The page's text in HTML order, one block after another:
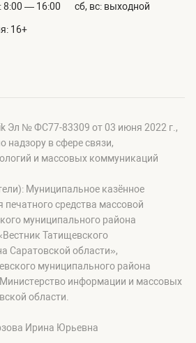
8:00 — 16:00 сб, вс: выходной
16+
Эл № ФС77-83309 от 03 июня 2022 г.,
надзору в сфере связи,
и массовых коммуникаций
Муниципальное казённое
средства массовой
муниципального района
Татищевского
Саратовской области»,
муниципального района
информации и массовых
области.
Ирина Юрьевна